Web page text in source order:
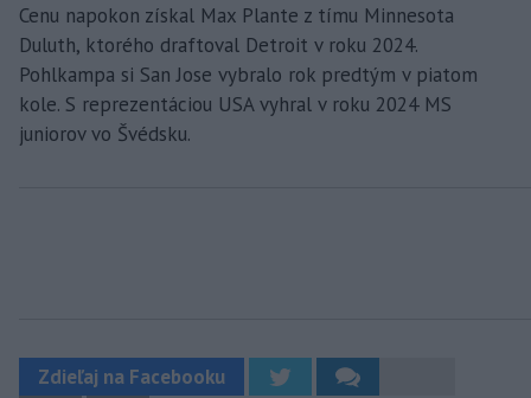
Cenu napokon získal Max Plante z tímu Minnesota
Duluth, ktorého draftoval Detroit v roku 2024.
Pohlkampa si San Jose vybralo rok predtým v piatom
kole. S reprezentáciou USA vyhral v roku 2024 MS
juniorov vo Švédsku.
Zdieľaj na Facebooku